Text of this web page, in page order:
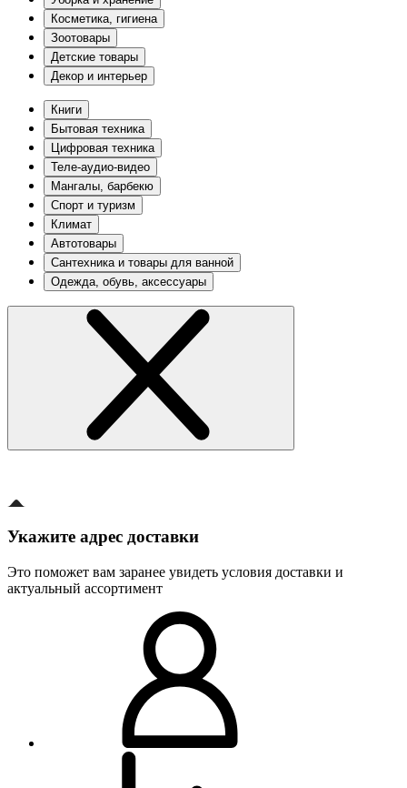
Косметика, гигиена
Зоотовары
Детские товары
Декор и интерьер
Книги
Бытовая техника
Цифровая техника
Теле-аудио-видео
Мангалы, барбекю
Спорт и туризм
Климат
Автотовары
Сантехника и товары для ванной
Одежда, обувь, аксессуары
Укажите адрес доставки
Это поможет вам заранее увидеть условия доставки и
актуальный ассортимент